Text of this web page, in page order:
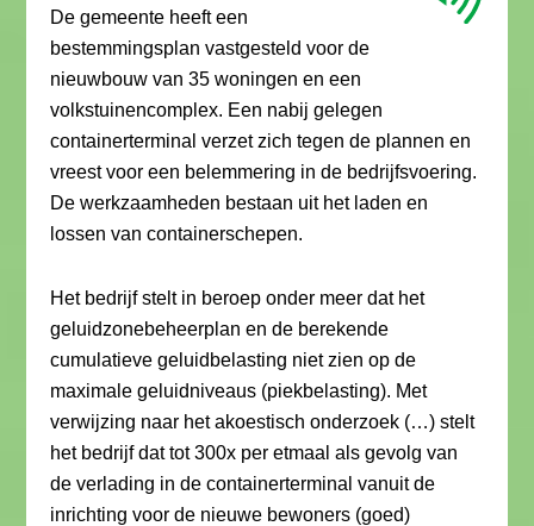
De gemeente heeft een
bestemmingsplan vastgesteld voor de
nieuwbouw van 35 woningen en een
volkstuinencomplex. Een nabij gelegen
containerterminal verzet zich tegen de plannen en
vreest voor een belemmering in de bedrijfsvoering.
De werkzaamheden bestaan uit het laden en
lossen van containerschepen.
Het bedrijf stelt in beroep onder meer dat het
geluidzonebeheerplan en de berekende
cumulatieve geluidbelasting niet zien op de
maximale geluidniveaus (piekbelasting). Met
verwijzing naar het akoestisch onderzoek (…) stelt
het bedrijf dat tot 300x per etmaal als gevolg van
de verlading in de containerterminal vanuit de
inrichting voor de nieuwe bewoners (goed)